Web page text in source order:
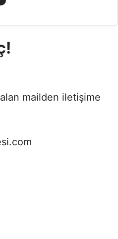
mailden iletişime